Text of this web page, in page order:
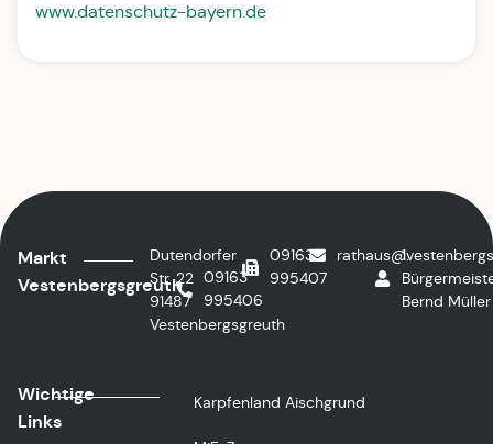
www.datenschutz-bayern.de
Markt
Vestenbergsgreuth
Dutendorfer
Str. 22
91487
Vestenbergsgreuth
09163
995406
09163
995407
1.
Bernd Müller
Wichtige
Links
Karpfenland Aischgrund